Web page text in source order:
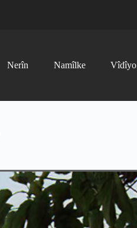
Nerîn Namîlke Vîdîyo